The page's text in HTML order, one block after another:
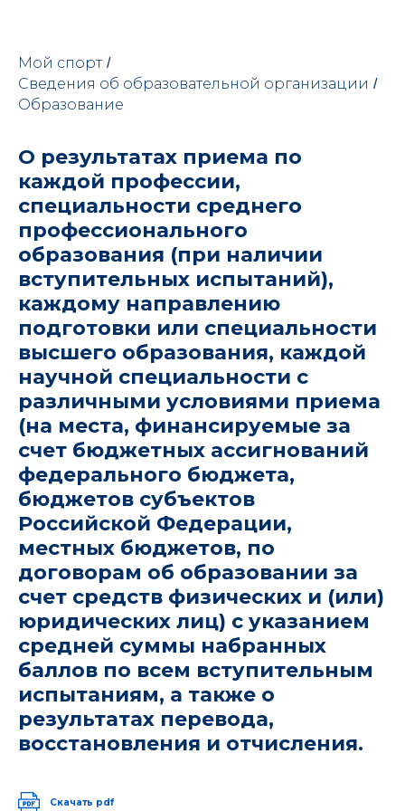
Мой спорт /
Сведения об образовательной организации /
Образование
О результатах приема по
каждой профессии,
специальности среднего
профессионального
образования (при наличии
вступительных испытаний),
каждому направлению
подготовки или специальности
высшего образования, каждой
научной специальности с
различными условиями приема
(на места, финансируемые за
счет бюджетных ассигнований
федерального бюджета,
бюджетов субъектов
Российской Федерации,
местных бюджетов, по
договорам об образовании за
счет средств физических и (или)
юридических лиц) с указанием
средней суммы набранных
баллов по всем вступительным
испытаниям, а также о
результатах перевода,
восстановления и отчисления.
Скачать pdf